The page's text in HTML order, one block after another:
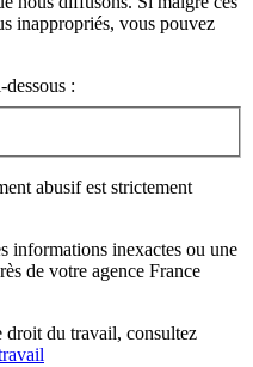
inappropriés, vous pouvez
:
abusif est strictement
informations inexactes ou une
de votre agence France
droit du travail, consultez